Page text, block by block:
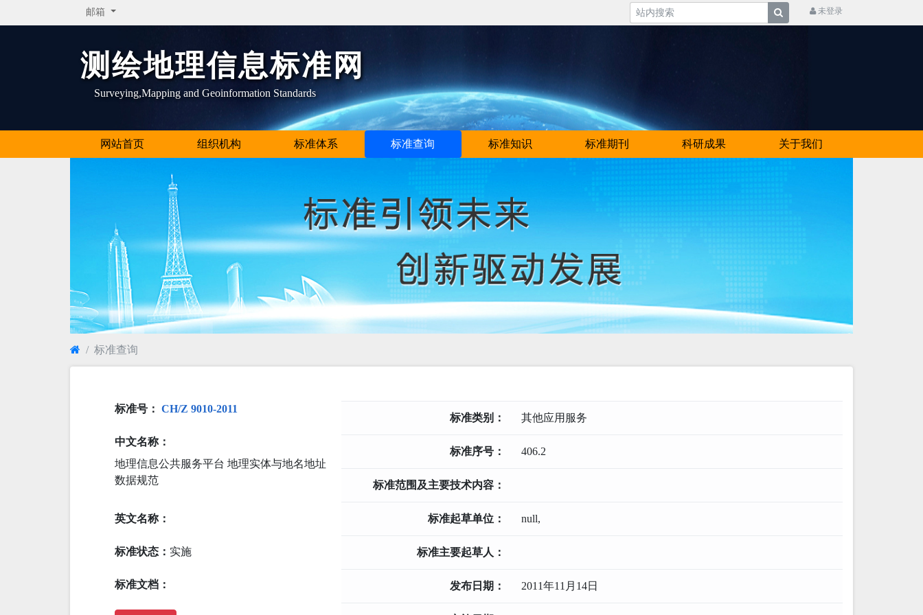
邮箱 未登录
测绘地理信息标准网
Surveying,Mapping and Geoinformation Standards
网站首页 组织机构 标准体系 标准查询 标准知识 标准期刊 科研成果 关于我们
标准查询
标准号： CH/Z 9010-2011
中文名称：
地理信息公共服务平台 地理实体与地名地址
数据规范
英文名称：
标准状态： 实施
标准文档：
标准类别： 其他应用服务
标准序号： 406.2
标准范围及主要技术内容：
标准起草单位： null,
标准主要起草人：
发布日期： 2011年11月14日